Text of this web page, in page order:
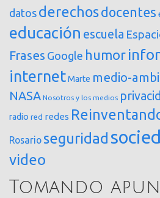
datos derechosdocentes
educación escuela
Frases Google humor
internetMarte medio-
NASA Nosotros y los medios
radio red redes
Rosario seguridad
video
Tomando